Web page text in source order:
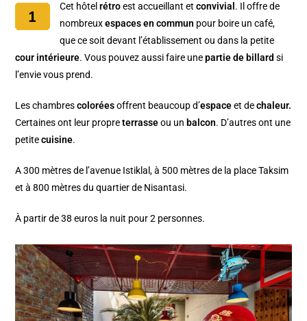
Cet hôtelrétro est accueillant etconvivial . Il offre de
nombreuxespaces en commun pour boire un café,
que ce soit devant l’établissement ou dans la petite
cour intérieure. Vous pouvez aussi faire unepartie de billardsi
l’envie vous prend.
Les chambrescoloréesoffrent beaucoup d’espaceet dechaleur.
Certaines ont leur propreterrasseou un balcon. D’autres ont une
petitecuisine.
A 300 mètres de l’avenue Istiklal, à 500 mètres de la place Taksim
et à 800 mètres du quartier de Nisantasi.
À partir de 38 euros la nuit pour 2 personnes.